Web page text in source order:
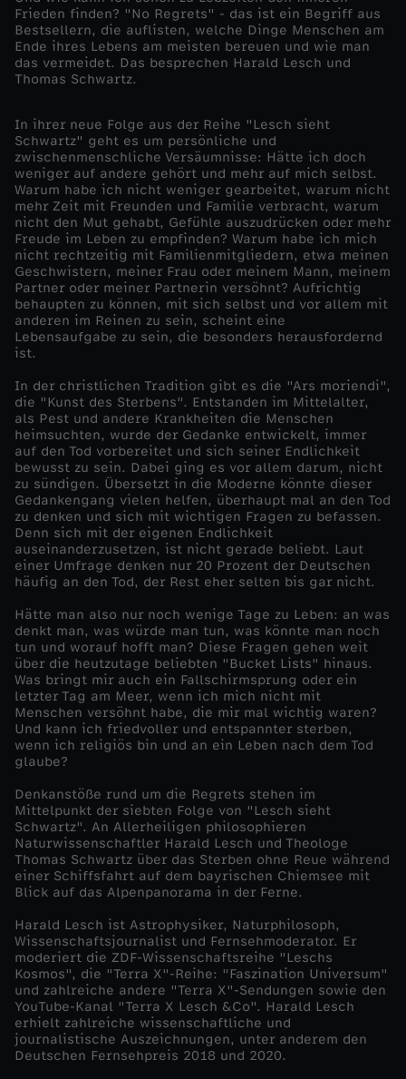
Frieden finden? "No Regrets" - das ist ein Begriff aus
Bestsellern, die auflisten, welche Dinge Menschen am
Ende ihres Lebens am meisten bereuen und wie man
das vermeidet. Das besprechen Harald Lesch und
Thomas Schwartz.
In ihrer neue Folge aus der Reihe "Lesch sieht
Schwartz" geht es um persönliche und
zwischenmenschliche Versäumnisse: Hätte ich doch
weniger auf andere gehört und mehr auf mich selbst.
Warum habe ich nicht weniger gearbeitet, warum nicht
mehr Zeit mit Freunden und Familie verbracht, warum
nicht den Mut gehabt, Gefühle auszudrücken oder mehr
Freude im Leben zu empfinden? Warum habe ich mich
nicht rechtzeitig mit Familienmitgliedern, etwa meinen
Geschwistern, meiner Frau oder meinem Mann, meinem
Partner oder meiner Partnerin versöhnt? Aufrichtig
behaupten zu können, mit sich selbst und vor allem mit
anderen im Reinen zu sein, scheint eine
Lebensaufgabe zu sein, die besonders herausfordernd
ist.
In der christlichen Tradition gibt es die "Ars moriendi",
die "Kunst des Sterbens". Entstanden im Mittelalter,
als Pest und andere Krankheiten die Menschen
heimsuchten, wurde der Gedanke entwickelt, immer
auf den Tod vorbereitet und sich seiner Endlichkeit
bewusst zu sein. Dabei ging es vor allem darum, nicht
zu sündigen. Übersetzt in die Moderne könnte dieser
Gedankengang vielen helfen, überhaupt mal an den Tod
zu denken und sich mit wichtigen Fragen zu befassen.
Denn sich mit der eigenen Endlichkeit
auseinanderzusetzen, ist nicht gerade beliebt. Laut
einer Umfrage denken nur 20 Prozent der Deutschen
häufig an den Tod, der Rest eher selten bis gar nicht.
Hätte man also nur noch wenige Tage zu Leben: an was
denkt man, was würde man tun, was könnte man noch
tun und worauf hofft man? Diese Fragen gehen weit
über die heutzutage beliebten "Bucket Lists" hinaus.
Was bringt mir auch ein Fallschirmsprung oder ein
letzter Tag am Meer, wenn ich mich nicht mit
Menschen versöhnt habe, die mir mal wichtig waren?
Und kann ich friedvoller und entspannter sterben,
wenn ich religiös bin und an ein Leben nach dem Tod
glaube?
Denkanstöße rund um die Regrets stehen im
Mittelpunkt der siebten Folge von "Lesch sieht
Schwartz". An Allerheiligen philosophieren
Naturwissenschaftler Harald Lesch und Theologe
Thomas Schwartz über das Sterben ohne Reue während
einer Schiffsfahrt auf dem bayrischen Chiemsee mit
Blick auf das Alpenpanorama in der Ferne.
Harald Lesch ist Astrophysiker, Naturphilosoph,
Wissenschaftsjournalist und Fernsehmoderator. Er
moderiert die ZDF-Wissenschaftsreihe "Leschs
Kosmos", die "Terra X"-Reihe: "Faszination Universum"
und zahlreiche andere "Terra X"-Sendungen sowie den
YouTube-Kanal "Terra X Lesch &Co". Harald Lesch
erhielt zahlreiche wissenschaftliche und
journalistische Auszeichnungen, unter anderem den
Deutschen Fernsehpreis 2018 und 2020.